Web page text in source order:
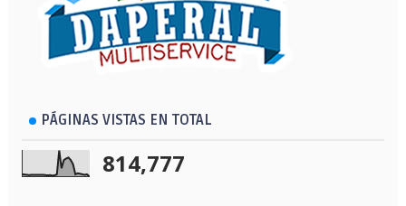
PÁGINAS VISTAS EN TOTAL
814,777